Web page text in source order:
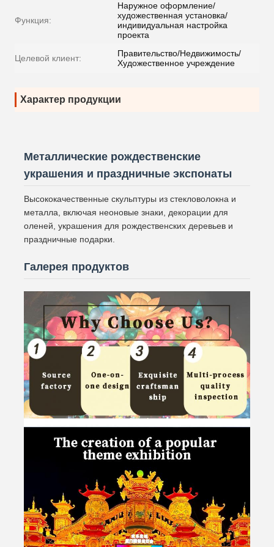
Функция:
Наружное оформление/
художественная установка/
индивидуальная настройка
проекта
Целевой клиент:
Правительство/Недвижимость/
Художественное учреждение
Характер продукции
Металлические рождественские
украшения и праздничные экспонаты
Высококачественные скульптуры из стекловолокна и
металла, включая неоновые знаки, декорации для
оленей, украшения для рождественских деревьев и
праздничные подарки.
Галерея продуктов